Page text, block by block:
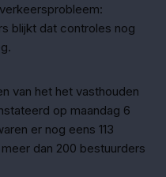
blijkt dat controles nog
van het het vasthouden
op maandag 6
er nog eens 113
dan 200 bestuurders